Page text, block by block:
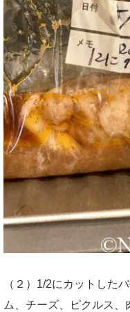
（２）1/2にカットした
ム、チーズ、ピクルス、